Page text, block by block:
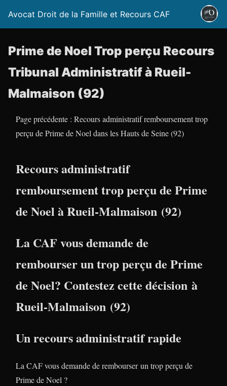
Avocat Droit de la Famille et Recours CAF
Prime de Noel Trop perçu Recours
Tribunal Administratif à Rueil-
Malmaison (92)
Page précédente : Recours administratif remboursement trop
perçu de Prime de Noel dans les Hauts de Seine (92)
Recours administratif
remboursement trop perçu de Prime
de Noel à Rueil-Malmaison (92)
La CAF vous demande de
rembourser un trop perçu de Prime
de Noel? Contestez cette décision à
Rueil-Malmaison (92)
Un recours administratif rapide
La CAF vous demande de rembourser un trop perçu de
Prime de Noel ?